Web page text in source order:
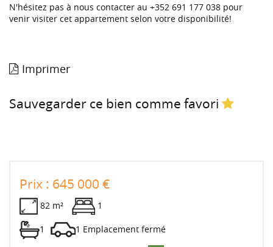
N'hésitez pas à nous contacter au +352 691 177 038 pour
venir visiter cet appartement selon votre disponibilité!
Imprimer
Sauvegarder ce bien comme favori
Prix : 645 000 €
82 m² 1
1 1 Emplacement fermé